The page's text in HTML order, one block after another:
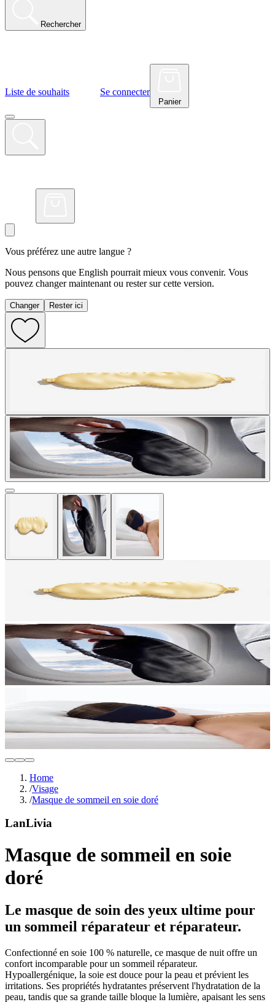
Rechercher
Liste de souhaits Se connecter
Panier
Vous préférez une autre langue ?
Nous pensons que English pourrait mieux vous convenir. Vous
pouvez changer maintenant ou rester sur cette version.
Changer Rester ici
Home
/Visage
/Masque de sommeil en soie doré
LanLivia
Masque de sommeil en soie
doré
Le masque de soin des yeux ultime pour
un sommeil réparateur et réparateur.
Confectionné en soie 100 % naturelle, ce masque de nuit offre un
confort incomparable pour un sommeil réparateur.
Hypoallergénique, la soie est douce pour la peau et prévient les
irritations. Ses propriétés hydratantes préservent l'hydratation de la
peau, tandis que sa grande taille bloque la lumière, apaisant les sens